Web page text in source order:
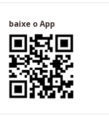
baixe o App